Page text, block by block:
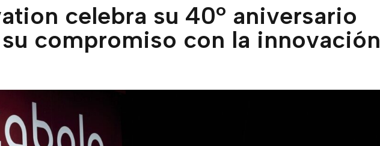
celebra su 40º aniversario
compromiso con la innovación